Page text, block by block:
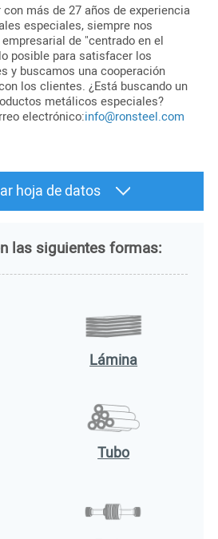
más de 27 años de experiencia
especiales, siempre nos
de "centrado en el
posible para satisfacer los
y buscamos una cooperación
los clientes. ¿Está buscando un
metálicos especiales?
electrónico:info@ronsteel.com
hoja de datos
las siguientes formas:
Lámina
Tubo